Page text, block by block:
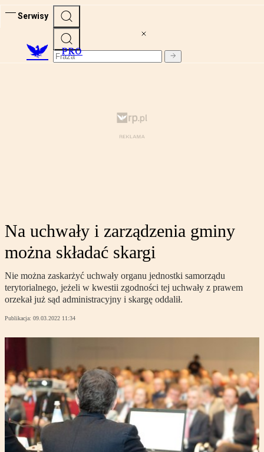
Serwisy
PRO
Na uchwały i zarządzenia gminy
można składać skargi
Nie można zaskarżyć uchwały organu jednostki samorządu
terytorialnego, jeżeli w kwestii zgodności tej uchwały z prawem
orzekał już sąd administracyjny i skargę oddalił.
Publikacja: 09.03.2022 11:34